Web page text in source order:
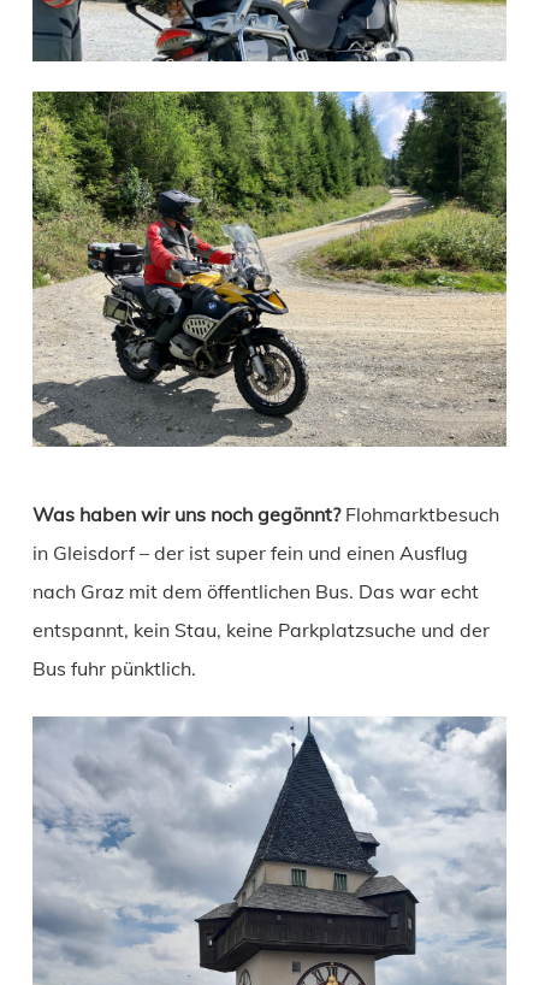
Was haben wir uns noch gegönnt? Flohmarktbesuch
in Gleisdorf – der ist super fein und einen Ausflug
nach Graz mit dem öffentlichen Bus. Das war echt
entspannt, kein Stau, keine Parkplatzsuche und der
Bus fuhr pünktlich.